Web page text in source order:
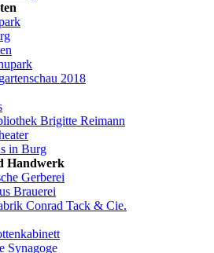
2018
Brigitte Reimann
in Burg
Handwerk
Gerberei
Brauerei
Conrad Tack & Cie.
Synagoge